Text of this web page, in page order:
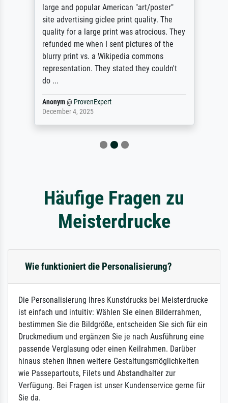
large and popular American "art/poster"
site advertising giclee print quality. The
quality for a large print was atrocious. They
refunded me when I sent pictures of the
blurry print vs. a Wikipedia commons
representation. They stated they couldn't
do ...
Anonym@ ProvenExpert
December 4, 2025
Häufige Fragen zu
Meisterdrucke
Wie funktioniert die Personalisierung?
Die Personalisierung Ihres Kunstdrucks bei Meisterdrucke
ist einfach und intuitiv: Wählen Sie einen Bilderrahmen,
bestimmen Sie die Bildgröße, entscheiden Sie sich für ein
Druckmedium und ergänzen Sie je nach Ausführung eine
passende Verglasung oder einen Keilrahmen. Darüber
hinaus stehen Ihnen weitere Gestaltungsmöglichkeiten
wie Passepartouts, Filets und Abstandhalter zur
Verfügung. Bei Fragen ist unser Kundenservice gerne für
Sie da.